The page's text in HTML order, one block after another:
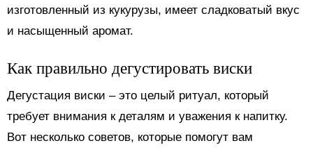
изготовленный из кукурузы, имеет сладковатый вкус
и насыщенный аромат.
Как правильно дегустировать виски
Дегустация виски – это целый ритуал, который
требует внимания к деталям и уважения к напитку.
Вот несколько советов, которые помогут вам